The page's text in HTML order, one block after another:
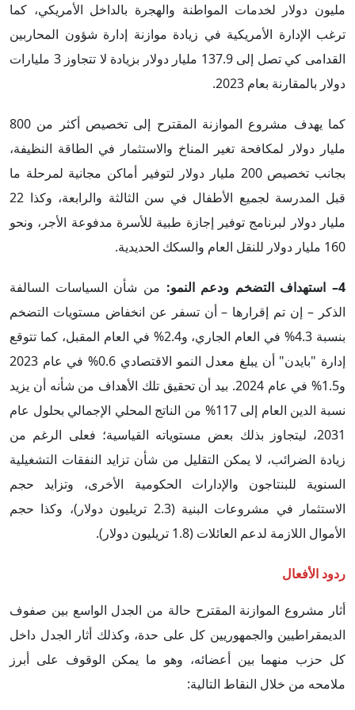
مليون دولار لخدمات المواطنة والهجرة بالداخل الأمريكي، كما
ترغب الإدارة الأمريكية في زيادة موازنة إدارة شؤون المحاربين
القدامى كي تصل إلى 137.9 مليار دولار بزيادة لا تتجاوز 3 مليارات
دولار بالمقارنة بعام 2023.
كما يهدف مشروع الموازنة المقترح إلى تخصيص أكثر من 800
مليار دولار لمكافحة تغير المناخ والاستثمار في الطاقة النظيفة،
بجانب تخصيص 200 مليار دولار لتوفير أماكن مجانية لمرحلة ما
قبل المدرسة لجميع الأطفال في سن الثالثة والرابعة، وكذا 22
مليار دولار لبرنامج توفير إجازة طبية للأسرة مدفوعة الأجر، ونحو
160 مليار دولار للنقل العام والسكك الحديدية.
4– استهداف التضخم ودعم النمو:
من شأن السياسات السالفة
الذكر – إن تم إقرارها – أن تسفر عن انخفاض مستويات التضخم
بنسبة 4.3% في العام الجاري، و2.4% في العام المقبل، كما تتوقع
إدارة "بايدن" أن يبلغ معدل النمو الاقتصادي 0.6% في عام 2023
و1.5% في عام 2024. بيد أن تحقيق تلك الأهداف من شأنه أن يزيد
نسبة الدين العام إلى 117% من الناتج المحلي الإجمالي بحلول عام
2031، ليتجاوز بذلك بعض مستوياته القياسية؛ فعلى الرغم من
زيادة الضرائب، لا يمكن التقليل من شأن تزايد النفقات التشغيلية
السنوية للبنتاجون والإدارات الحكومية الأخرى، وتزايد حجم
الاستثمار في مشروعات البنية (2.3 تريليون دولار)، وكذا حجم
الأموال اللازمة لدعم العائلات (1.8 تريليون دولار).
ردود الأفعال
أثار مشروع الموازنة المقترح حالة من الجدل الواسع بين صفوف
الديمقراطيين والجمهوريين كل على حدة، وكذلك أثار الجدل داخل
كل حزب منهما بين أعضائه، وهو ما يمكن الوقوف على أبرز
ملامحه من خلال النقاط التالية: